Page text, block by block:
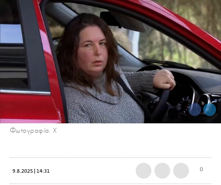
Φωτογραφία: Χ
9.8.2025 | 14:31 0